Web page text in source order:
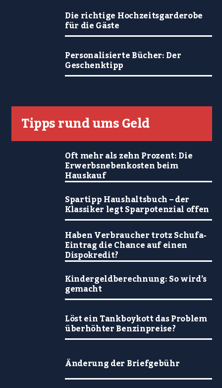
Die richtige Hochzeitsgarderobe
für die Gäste
Personalisierte Bücher: Der
Geschenktipp
Tipps rund ums Geld
Oft mehr als zehn Prozent: Die
Erwerbsnebenkosten beim
Hauskauf
Spartipp Haushaltsbuch – der
Klassiker legt Sparpotenzial offen
Haben Verbraucher trotz Schufa-
Eintrag die Chance auf einen
Dispokredit?
Kindergeldberechnung: So wird’s
gemacht
Löst ein Tankboykott das Problem
überhöhter Benzinpreise?
Änderung der Briefgebühr